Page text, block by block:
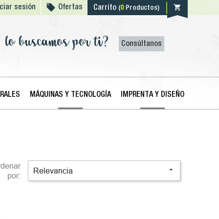
sesión  Ofertas Carrito (0Productos) shopping_cart
lo buscamos por ti? Consúltanos
MÁQUINAS Y TECNOLOGÍA IMPRENTA Y DISEÑO
por:
Relevancia 